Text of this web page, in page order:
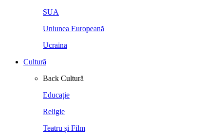
SUA
Uniunea Europeană
Ucraina
Cultură
Back Cultură
Educație
Religie
Teatru și Film